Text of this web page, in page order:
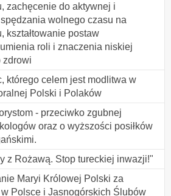
zachęcenie do aktywnej i
wolnego czasu na
kształtowanie postaw
roli i znaczenia niskiej
zdrowi
którego celem jest modlitwa w
Polski i Polaków
- przeciwko zgubnej
oraz o wyższości posiłków
z Rożawą. Stop tureckiej inwazji!"
Maryi Królowej Polski za
Polsce i Jasnogórskich Ślubów